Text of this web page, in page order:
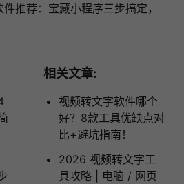
推荐：宝藏小程序三步搞定，
相关文章:
视频转文字软件哪个
好？8款工具优缺点对
比+避坑指南！
2026 视频转文字工
具攻略 | 电脑 / 网页